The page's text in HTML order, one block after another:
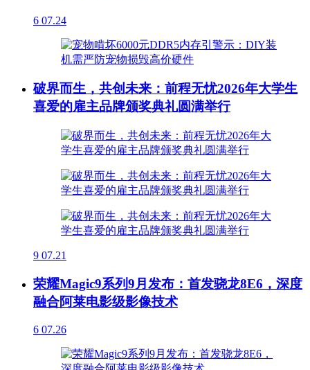
6 07.24
破界而生，共创未来：前程无忧2026年大学生
喜爱的雇主品牌颁奖典礼圆满举行
9 07.21
荣耀Magic9系列9月发布：首发骁龙8E6，深度
融合阿莱电影级影像技术
6 07.26